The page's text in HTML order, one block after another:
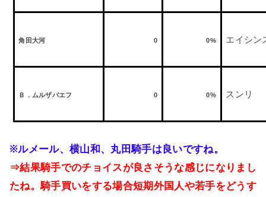
角田大河 0 0% エイシン
Ｂ．ムルザバエフ 0 0% スンリ
※ルメール、横山和、丸田騎手は良いですね。
⇒結果騎手でのチョイスが良さそうな感じになりまし
たね。騎手買いをする場合短期外国人や若手をどうす